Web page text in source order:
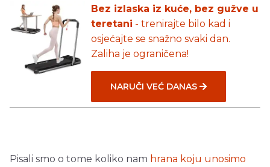
Bez izlaska iz kuće, bez gužve u
teretani - trenirajte bilo kad i
osjećajte se snažno svaki dan.
Zaliha je ograničena!
NARUČI VEĆ DANAS
Pisali smo o tome koliko nam hrana koju unosimo